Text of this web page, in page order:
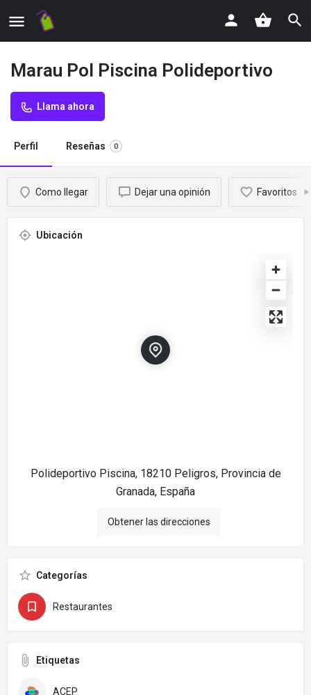
Marau Pol Piscina Polideportivo
Llama ahora
Perfil Reseñas 0
Como llegar Dejar una opinión Favoritos
Ubicación
Polideportivo Piscina, 18210 Peligros, Provincia de
Granada, España
Obtener las direcciones
Categorías
Restaurantes
Etiquetas
ACEP